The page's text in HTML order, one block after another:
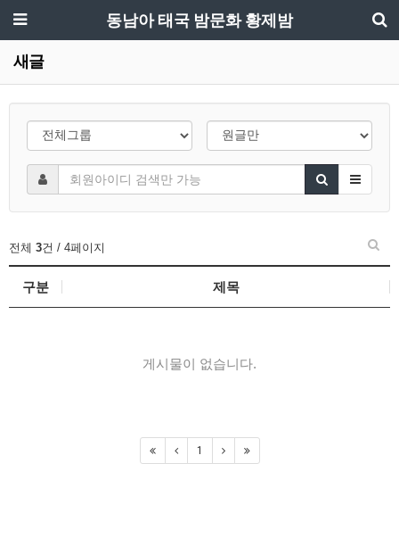
동남아 태국 밤문화 황제밤
새글
전체 3건 / 4페이지
구분 제목
게시물이 없습니다.
1